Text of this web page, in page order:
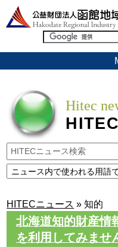
Hitec
HITEC
HITECニュース »知的
北海道知的財産情
を利用してみませ